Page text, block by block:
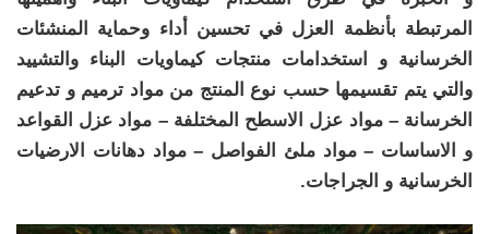
المرتبطة بأنظمة العزل في تحسين أداء وحماية المنشئات
الخرسانية و استخدامات منتجات كيماويات البناء والتشييد
والتي يتم تقسيمها حسب نوع المنتج من مواد ترميم و تدعيم
الخرسانة – مواد عزل الاسطح المختلفة – مواد عزل القواعد
و الاساسات – مواد ملئ الفواصل – مواد دهانات الارضيات
الخرسانية و الجراجات.